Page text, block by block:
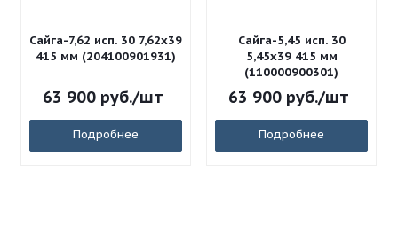
Сайга-7,62 исп. 30 7,62x39
415 мм (204100901931)
63 900руб./шт
Подробнее
Сайга-5,45 исп. 30
5,45x39 415 мм
(110000900301)
63 900руб./шт
Подробнее